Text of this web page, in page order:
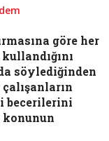
göre her
söylediğinden
becerilerini
konunun